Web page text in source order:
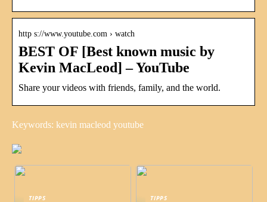
http s://www.youtube.com › watch
BEST OF [Best known music by
Kevin MacLeod] – YouTube
Share your videos with friends, family, and the world.
Keywords: kevin macleod youtube
TIPPS TIPPS